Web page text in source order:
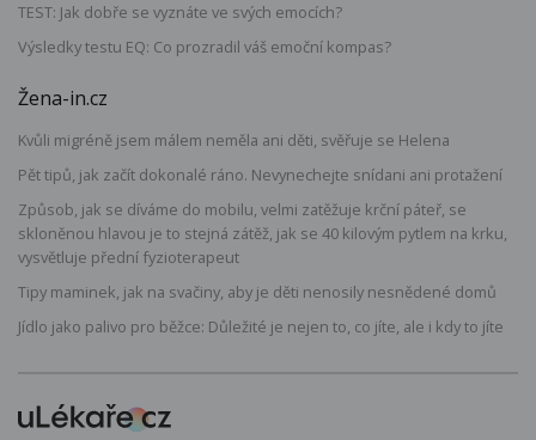
TEST: Jak dobře se vyznáte ve svých emocích?
Výsledky testu EQ: Co prozradil váš emoční kompas?
Žena-in.cz
Kvůli migréně jsem málem neměla ani děti, svěřuje se Helena
Pět tipů, jak začít dokonalé ráno. Nevynechejte snídani ani protažení
Způsob, jak se díváme do mobilu, velmi zatěžuje krční páteř, se
skloněnou hlavou je to stejná zátěž, jak se 40 kilovým pytlem na krku,
vysvětluje přední fyzioterapeut
Tipy maminek, jak na svačiny, aby je děti nenosily nesnědené domů
Jídlo jako palivo pro běžce: Důležité je nejen to, co jíte, ale i kdy to jíte